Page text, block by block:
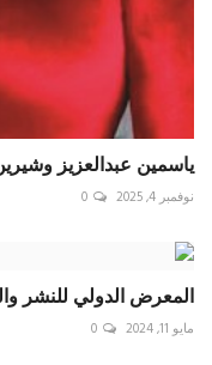
ياسمين عبدالعزيز
نوفمبر 4, 2025 0
المعرض الدولي للنشر
مايو 11, 2024 0